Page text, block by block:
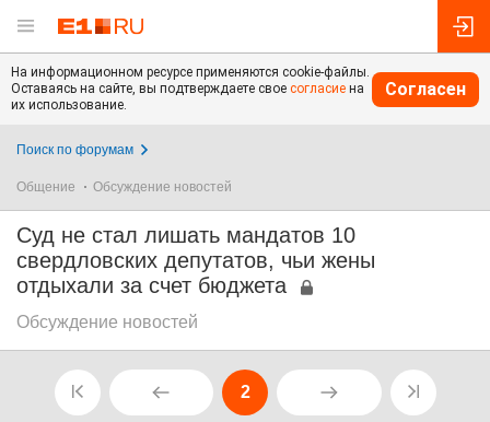
На информационном ресурсе применяются cookie-файлы.
Оставаясь на сайте, вы подтверждаете свое согласие на
их использование.
Согласен
Поиск по форумам
Общение Обсуждение новостей
Суд не стал лишать мандатов 10
свердловских депутатов, чьи жены
отдыхали за счет бюджета
Обсуждение новостей
2